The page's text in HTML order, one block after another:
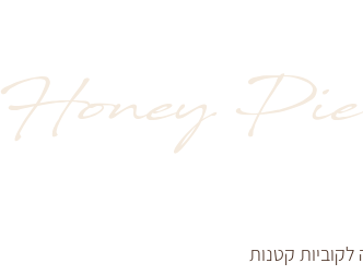
Honey Pie